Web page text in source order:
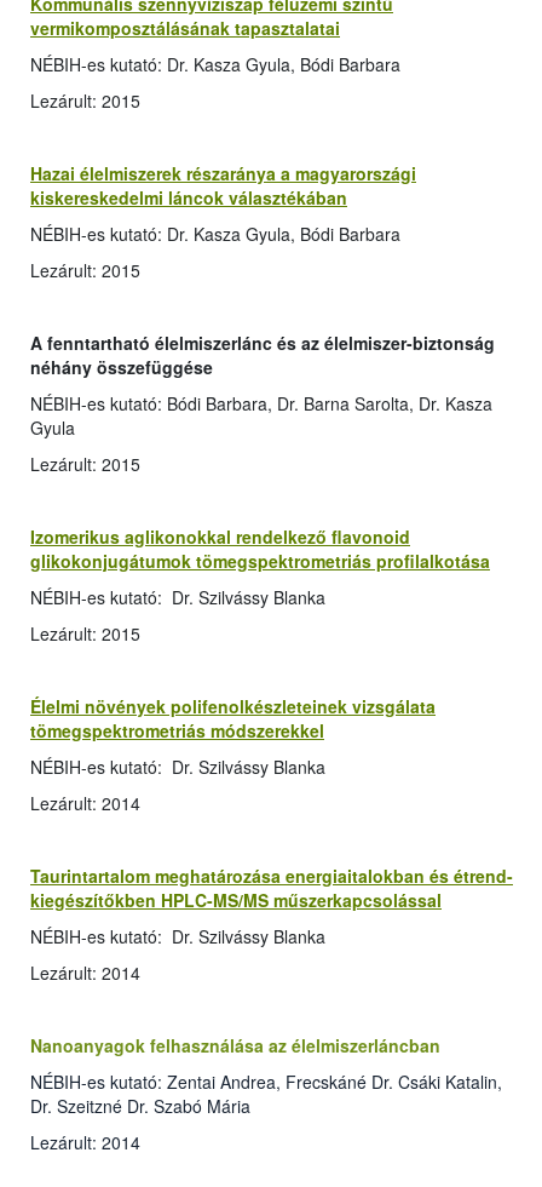
vermikomposztálásának tapasztalatai
NÉBIH-es kutató: Dr. Kasza Gyula, Bódi Barbara
Lezárult: 2015
Hazai élelmiszerek részaránya a magyarországi
kiskereskedelmi láncok választékában
NÉBIH-es kutató: Dr. Kasza Gyula, Bódi Barbara
Lezárult: 2015
A fenntartható élelmiszerlánc és az élelmiszer-biztonság
néhány összefüggése
NÉBIH-es kutató: Bódi Barbara, Dr. Barna Sarolta, Dr. Kasza
Gyula
Lezárult: 2015
Izomerikus aglikonokkal rendelkező flavonoid
glikokonjugátumok tömegspektrometriás profilalkotása
NÉBIH-es kutató: Dr. Szilvássy Blanka
Lezárult: 2015
Élelmi növények polifenolkészleteinek vizsgálata
tömegspektrometriás módszerekkel
NÉBIH-es kutató: Dr. Szilvássy Blanka
Lezárult: 2014
Taurintartalom meghatározása energiaitalokban és étrend-
kiegészítőkben HPLC-MS/MS műszerkapcsolással
NÉBIH-es kutató: Dr. Szilvássy Blanka
Lezárult: 2014
Nanoanyagok felhasználása az élelmiszerláncban
NÉBIH-es kutató: Zentai Andrea, Frecskáné Dr. Csáki Katalin,
Dr. Szeitzné Dr. Szabó Mária
Lezárult: 2014